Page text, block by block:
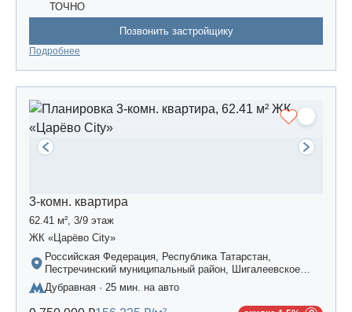
ТОЧНО
Позвонить застройщику
Подробнее
3-комн. квартира
62.41 м², 3/9 этаж
ЖК «Царёво City»
Российская Федерация, Республика Татарстан,
Пестречинский муниципальный район, Шигалеевское
сельское поселение, жилой комплекс «Усадьба
Царево-2», дом 3
Дубравная · 25 мин. на авто